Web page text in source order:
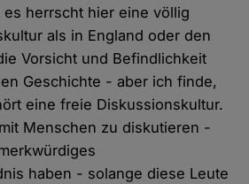
herrscht hier eine völlig
als in England oder den
Vorsicht und Befindlichkeit
Geschichte - aber ich finde,
eine freie Diskussionskultur.
Menschen zu diskutieren -
haben - solange diese Leute